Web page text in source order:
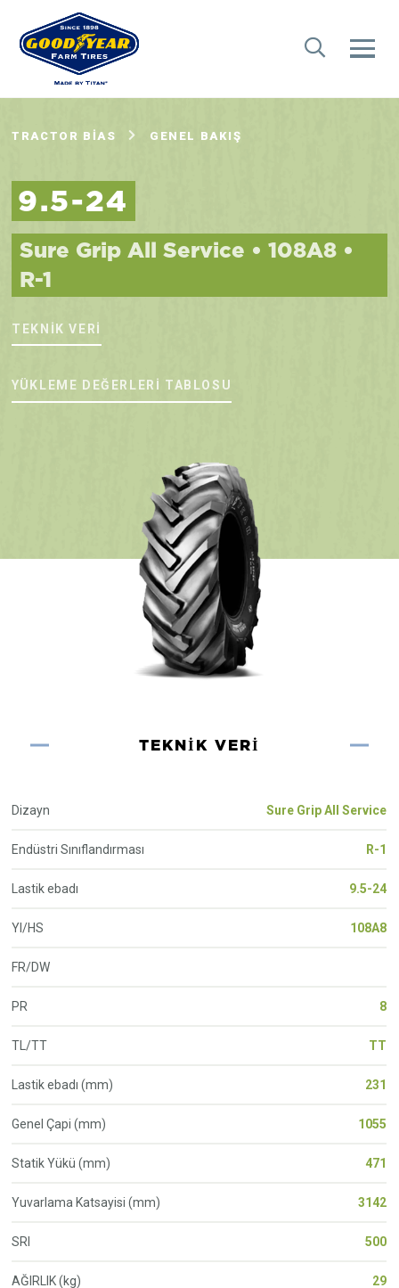
TRACTOR BIAS GENEL BAKIŞ
9.5-24
Sure Grip All Service • 108A8 •
R-1
TEKNIK VERI
YÜKLEME DEĞERLERI TABLOSU
TEKNIK VERI
Dizayn Sure Grip All Service
Endüstri Sınıflandırması R-1
Lastik ebadı 9.5-24
YI/HS 108A8
FR/DW
PR 8
TL/TT TT
Lastik ebadı (mm) 231
Genel Çapi (mm) 1055
Statik Yükü (mm) 471
Yuvarlama Katsayisi (mm) 3142
SRI 500
AĞIRLIK (kg) 29